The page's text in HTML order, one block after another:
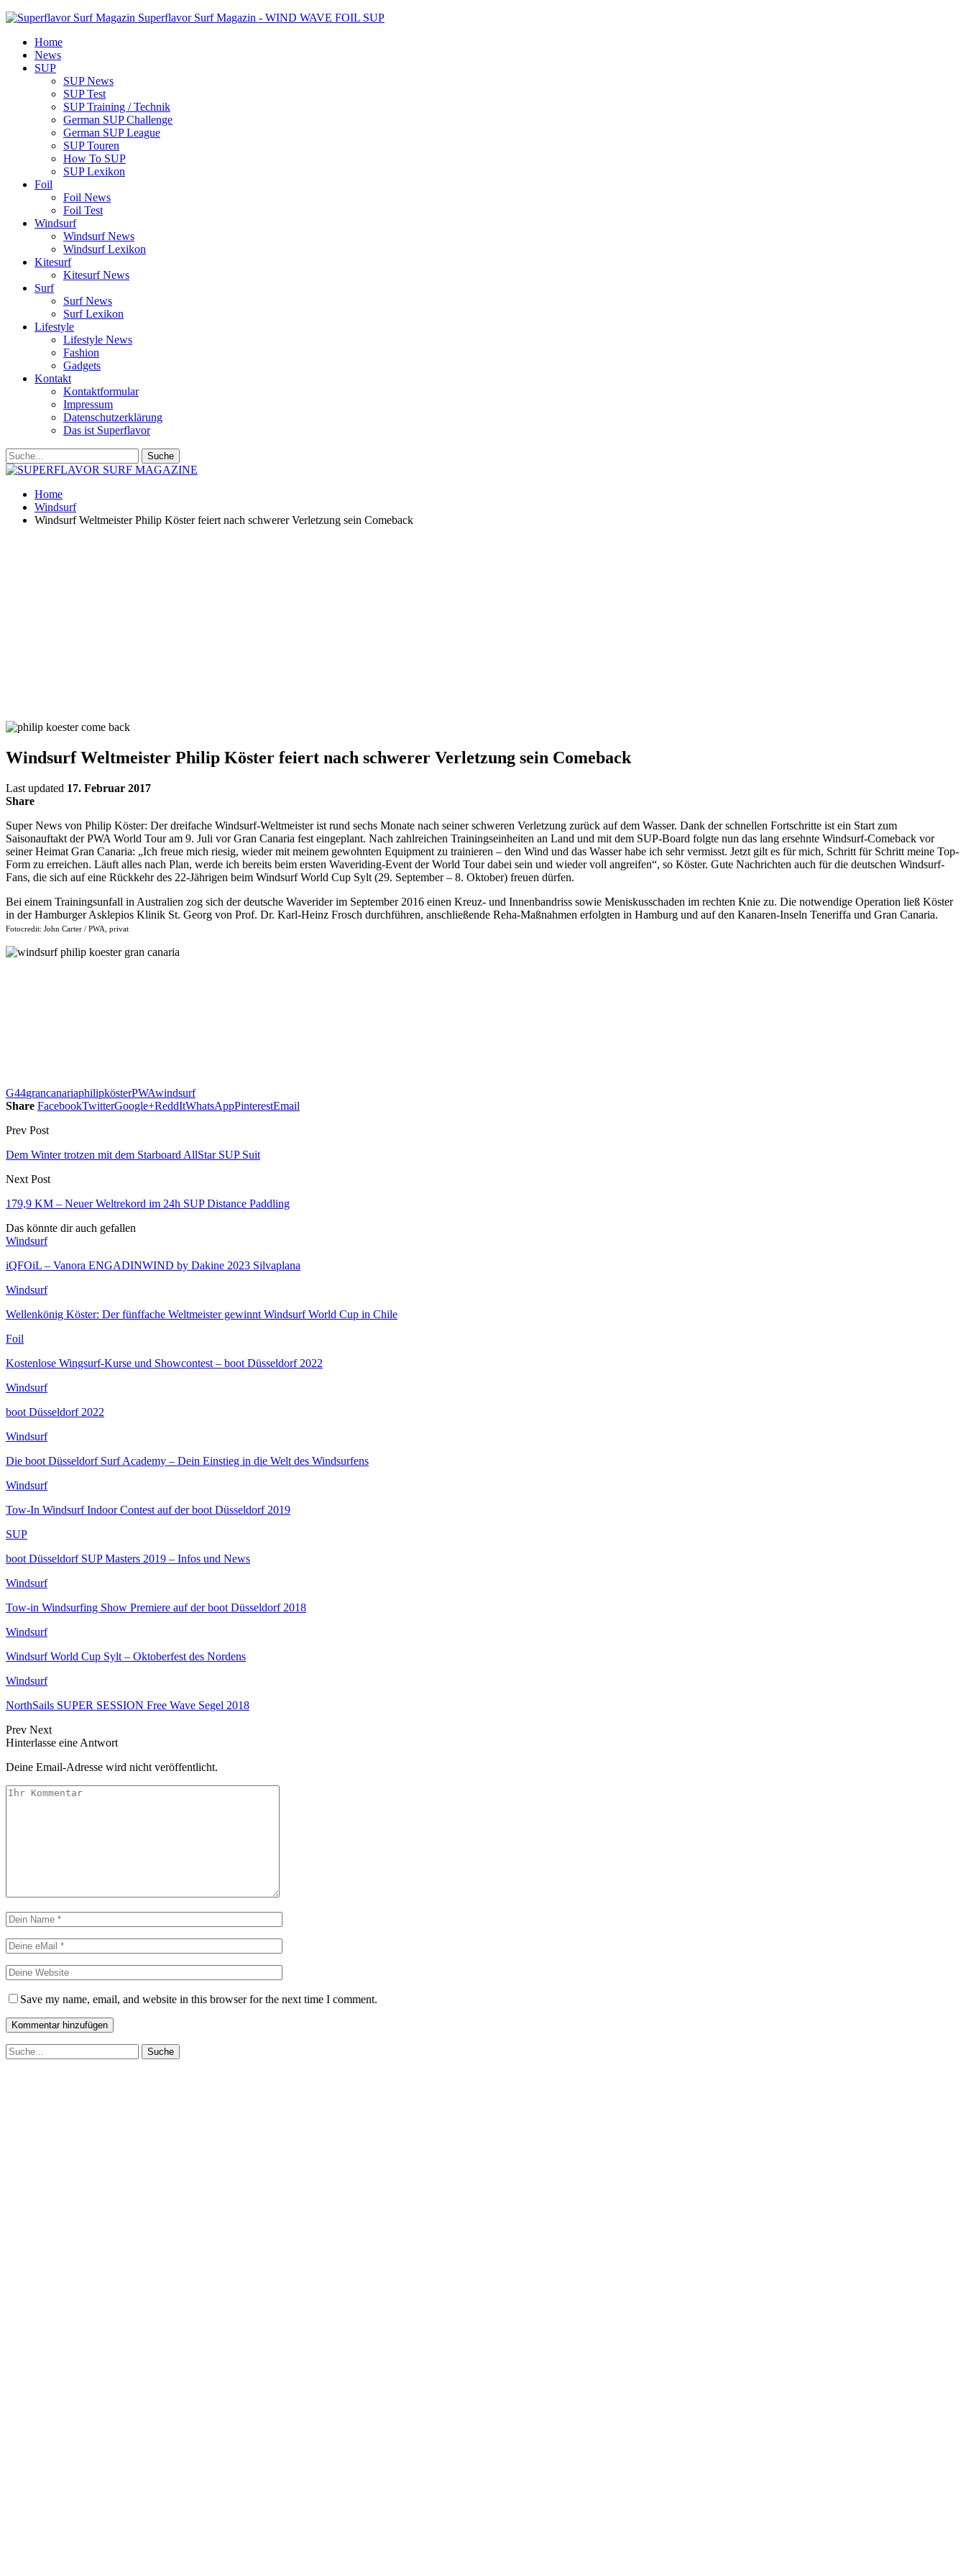
Superflavor Surf Magazin - WIND WAVE FOIL SUP
Home
News
SUP
SUP News
SUP Test
SUP Training / Technik
German SUP Challenge
German SUP League
SUP Touren
How To SUP
SUP Lexikon
Foil
Foil News
Foil Test
Windsurf
Windsurf News
Windsurf Lexikon
Kitesurf
Kitesurf News
Surf
Surf News
Surf Lexikon
Lifestyle
Lifestyle News
Fashion
Gadgets
Kontakt
Kontaktformular
Impressum
Datenschutzerklärung
Das ist Superflavor
Home
Windsurf
Windsurf Weltmeister Philip Köster feiert nach schwerer Verletzung sein Comeback
Windsurf Weltmeister Philip Köster feiert nach schwerer Verletzung sein Comeback
Last updated 17. Februar 2017
Share
Super News von Philip Köster: Der dreifache Windsurf-Weltmeister ist rund sechs Monate nach seiner schweren Verletzung zurück auf dem Wasser. Dank der schnellen Fortschritte ist ein Start zum
Saisonauftakt der PWA World Tour am 9. Juli vor Gran Canaria fest eingeplant. Nach zahlreichen Trainingseinheiten an Land und mit dem SUP-Board folgte nun das lang ersehnte Windsurf-Comeback vor
seiner Heimat Gran Canaria: „Ich freue mich riesig, wieder mit meinem gewohnten Equipment zu trainieren – den Wind und das Wasser habe ich sehr vermisst. Jetzt gilt es für mich, Schritt für Schritt meine Top-
Form zu erreichen. Läuft alles nach Plan, werde ich bereits beim ersten Waveriding-Event der World Tour dabei sein und wieder voll angreifen“, so Köster. Gute Nachrichten auch für die deutschen Windsurf-
Fans, die sich auf eine Rückkehr des 22-Jährigen beim Windsurf World Cup Sylt (29. September – 8. Oktober) freuen dürfen.
Bei einem Trainingsunfall in Australien zog sich der deutsche Waverider im September 2016 einen Kreuz- und Innenbandriss sowie Meniskusschaden im rechten Knie zu. Die notwendige Operation ließ Köster
in der Hamburger Asklepios Klinik St. Georg von Prof. Dr. Karl-Heinz Frosch durchführen, anschließende Reha-Maßnahmen erfolgten in Hamburg und auf den Kanaren-Inseln Teneriffa und Gran Canaria.
Fotocredit: John Carter / PWA, privat
G44grancanariaphilipkösterPWAwindsurf
Share FacebookTwitterGoogle+ReddItWhatsAppPinterestEmail
Prev Post
Dem Winter trotzen mit dem Starboard AllStar SUP Suit
Next Post
179,9 KM – Neuer Weltrekord im 24h SUP Distance Paddling
Das könnte dir auch gefallen
Windsurf
iQFOiL – Vanora ENGADINWIND by Dakine 2023 Silvaplana
Windsurf
Wellenkönig Köster: Der fünffache Weltmeister gewinnt Windsurf World Cup in Chile
Foil
Kostenlose Wingsurf-Kurse und Showcontest – boot Düsseldorf 2022
Windsurf
boot Düsseldorf 2022
Windsurf
Die boot Düsseldorf Surf Academy – Dein Einstieg in die Welt des Windsurfens
Windsurf
Tow-In Windsurf Indoor Contest auf der boot Düsseldorf 2019
SUP
boot Düsseldorf SUP Masters 2019 – Infos und News
Windsurf
Tow-in Windsurfing Show Premiere auf der boot Düsseldorf 2018
Windsurf
Windsurf World Cup Sylt – Oktoberfest des Nordens
Windsurf
NorthSails SUPER SESSION Free Wave Segel 2018
Prev Next
Hinterlasse eine Antwort
Deine Email-Adresse wird nicht veröffentlicht.
Save my name, email, and website in this browser for the next time I comment.